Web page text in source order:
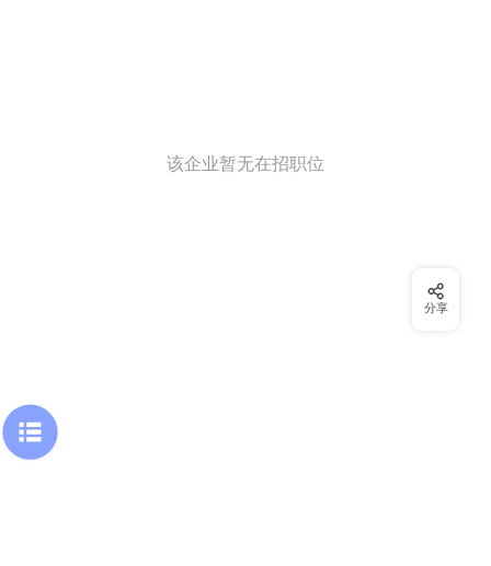
该企业暂无在招职位
分享